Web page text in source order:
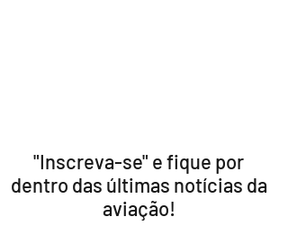
"Inscreva-se" e fique por
dentro das últimas notícias da
aviação!